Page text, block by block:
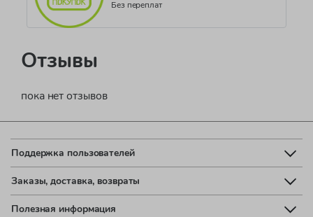
Без переплат
Отзывы
пока нет отзывов
Поддержка пользователей
Заказы, доставка, возвраты
Полезная информация